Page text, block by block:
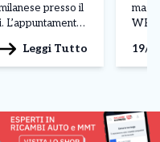
presso il
L’appuntamento
Leggi Tutto
[…]
19/